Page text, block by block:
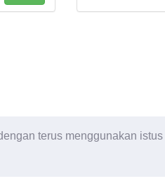
terus menggunakan